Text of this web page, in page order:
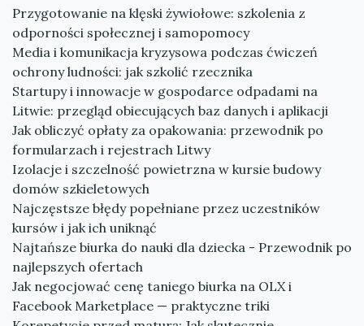
Przygotowanie na klęski żywiołowe: szkolenia z
odporności społecznej i samopomocy
Media i komunikacja kryzysowa podczas ćwiczeń
ochrony ludności: jak szkolić rzecznika
Startupy i innowacje w gospodarce odpadami na
Litwie: przegląd obiecujących baz danych i aplikacji
Jak obliczyć opłaty za opakowania: przewodnik po
formularzach i rejestrach Litwy
Izolacje i szczelność powietrzna w kursie budowy
domów szkieletowych
Najczęstsze błędy popełniane przez uczestników
kursów i jak ich uniknąć
Najtańsze biurka do nauki dla dziecka - Przewodnik po
najlepszych ofertach
Jak negocjować cenę taniego biurka na OLX i
Facebook Marketplace — praktyczne triki